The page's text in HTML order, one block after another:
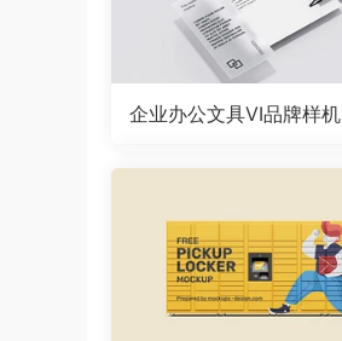
企业办公文具VI品牌样机